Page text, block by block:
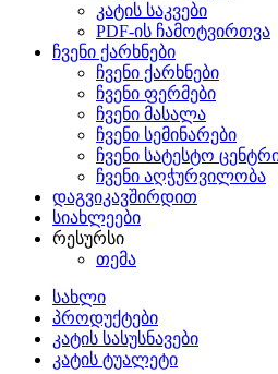
კატის საკვები
PDF-ის ჩამოტვირთვა
ჩვენი ქარხნები
ჩვენი ქარხნები
ჩვენი ფერმები
ჩვენი მასალა
ჩვენი სემინარები
ჩვენი სატესტო
ჩვენი აღჭურვილობა
დაგვიკავშირდით
სიახლეები
რესურსი
თემა
სახლი
პროდუქტები
კატის სასუსნავები
კატის ტუალეტი